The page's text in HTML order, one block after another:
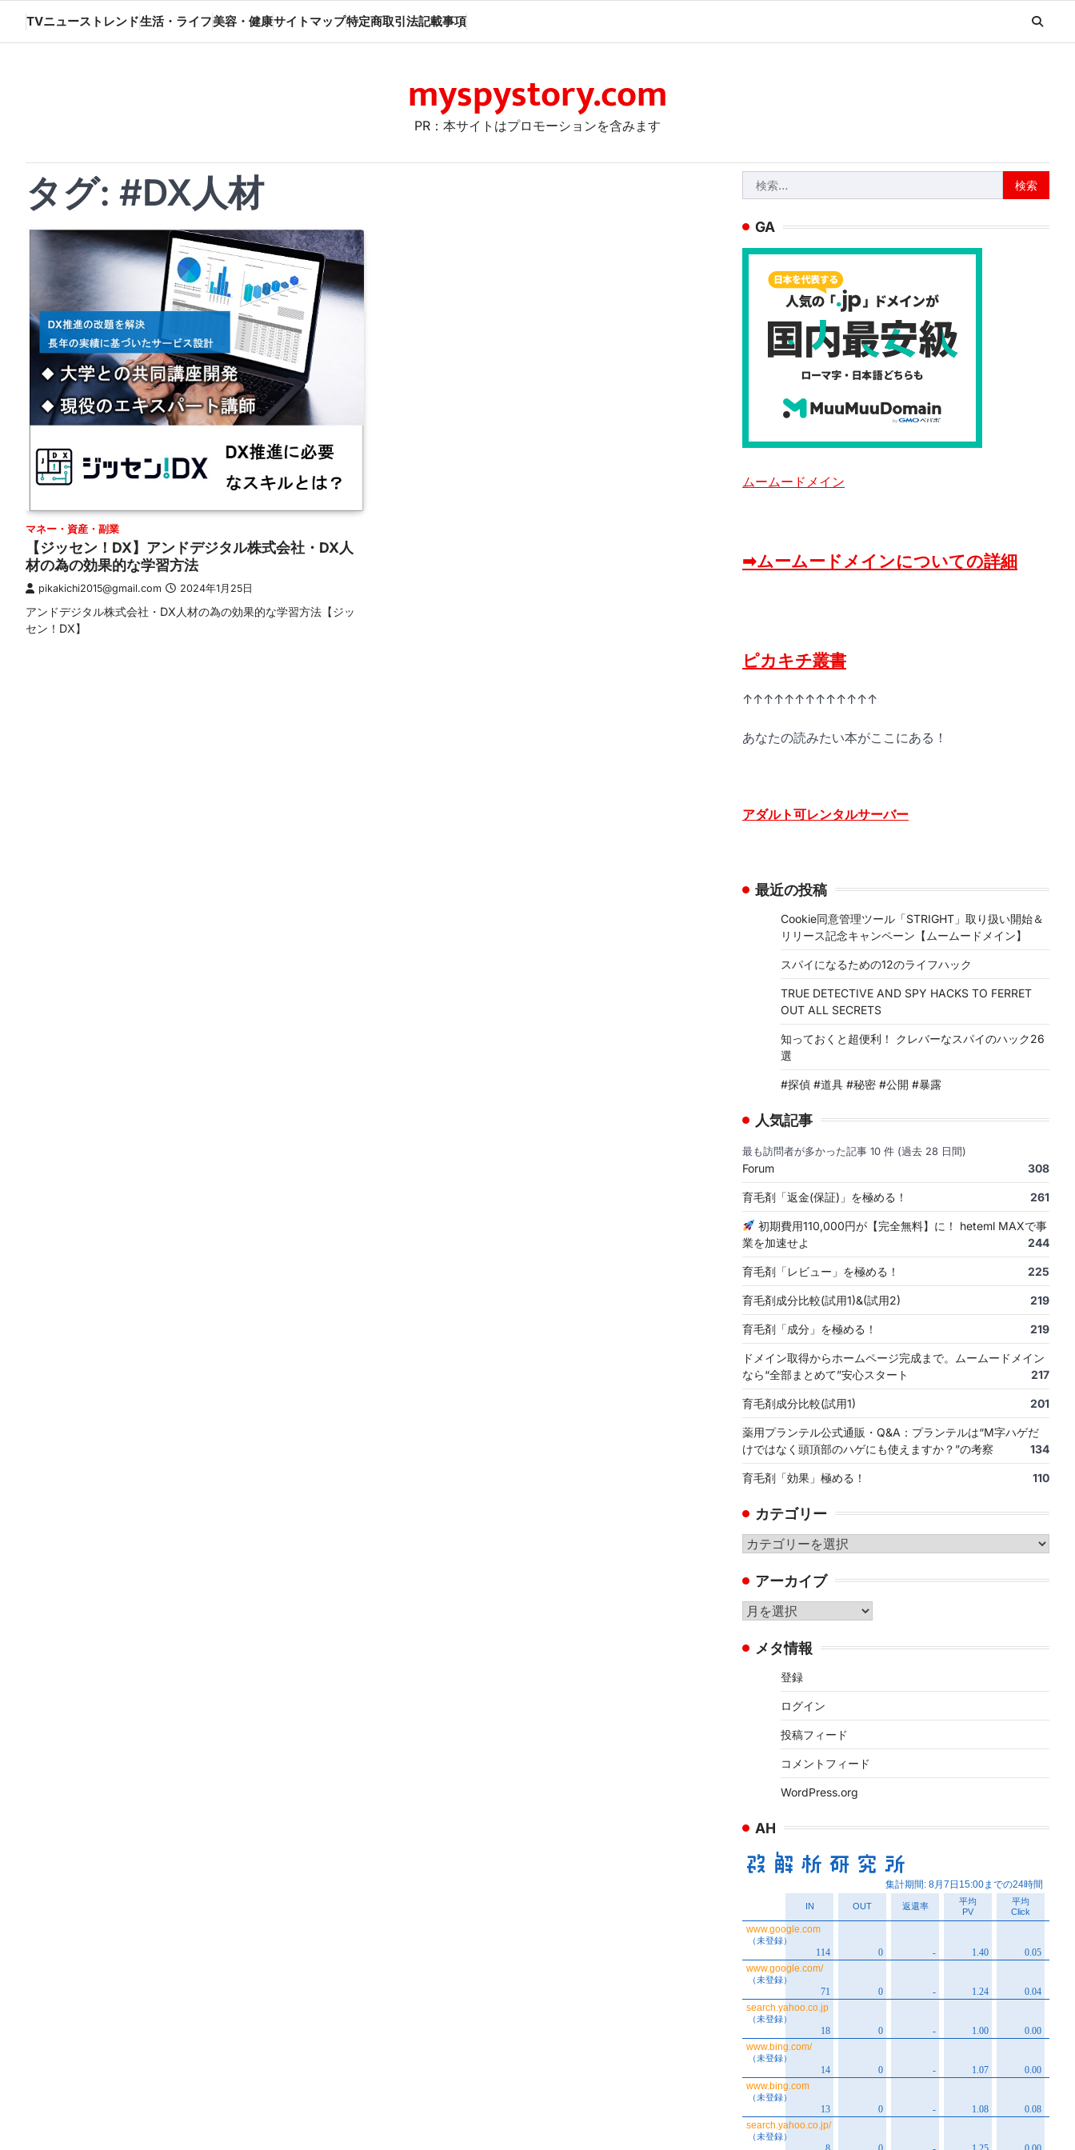
content
TVニューストレンド生活・ライフ美容・健康サイトマップ特定商取引法記載事項
myspystory.com
PR：本サイトはプロモーションを含みます
タグ: #DX人材
マネー・資産・副業
【ジッセン！DX】アンドデジタル株式会社・DX人
材の為の効果的な学習方法
pikakichi2015@gmail.com 2024年1月25日
アンドデジタル株式会社・DX人材の為の効果的な学習方法【ジッ
セン！DX】
索:
GA
ムームードメイン
➡ムームードメインについての詳細
ピカキチ叢書
↑↑↑↑↑↑↑↑↑↑↑↑↑
あなたの読みたい本がここにある！
アダルト可レンタルサーバー
最近の投稿
Cookie同意管理ツール「STRIGHT」取り扱い開始＆
リリース記念キャンペーン【ムームードメイン】
スパイになるための12のライフハック
TRUE DETECTIVE AND SPY HACKS TO FERRET
OUT ALL SECRETS
知っておくと超便利！ クレバーなスパイのハック26
選
#探偵 #道具 #秘密 #公開 #暴露
人気記事
最も訪問者が多かった記事 10 件 (過去 28 日間)
Forum 308
育毛剤「返金(保証)」を極める！ 261
初期費用110,000円が【完全無料】に！ heteml MAXで事
業を加速せよ
244
育毛剤「レビュー」を極める！ 225
育毛剤成分比較(試用1)&(試用2) 219
育毛剤「成分」を極める！ 219
ドメイン取得からホームページ完成まで。ムームードメイン
なら“全部まとめて”安心スタート
217
育毛剤成分比較(試用1) 201
薬用プランテル公式通販・Q&A：プランテルは“M字ハゲだ
けではなく頭頂部のハゲにも使えますか？”の考察
134
育毛剤「効果」極める！ 110
カテゴリー
カ
ゴ
リ
ー
アーカイブ
ア
カ メタ情報
登録
ログイン
投稿フィード
コメントフィード
WordPress.org
AH